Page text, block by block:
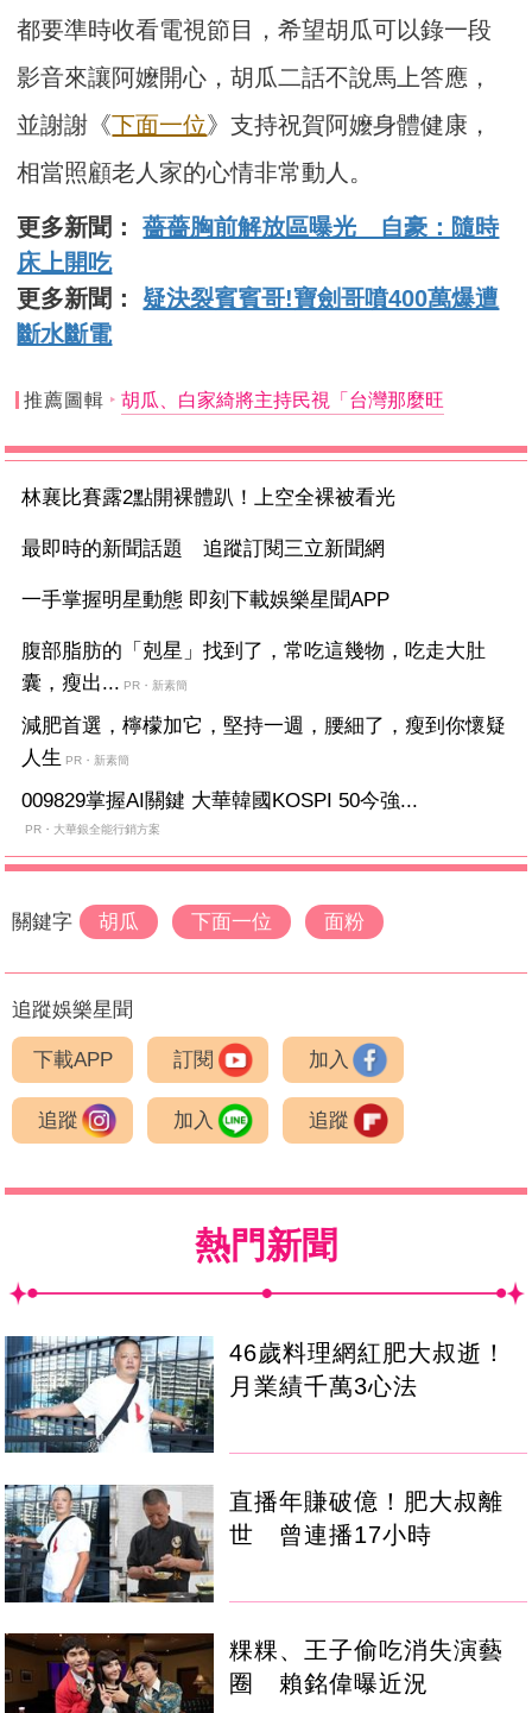
都要準時收看電視節目，希望胡瓜可以錄一段
影音來讓阿嬤開心，胡瓜二話不說馬上答應，
並謝謝《下面一位》支持祝賀阿嬤身體健康，
相當照顧老人家的心情非常動人。
更多新聞：薔薔胸前解放區曝光 自豪：隨時
床上開吃
更多新聞： 疑決裂賓賓哥!寶劍哥噴400萬爆遭
斷水斷電
推薦圖輯 胡瓜、白家綺將主持民視「台灣那麼旺
林襄比賽露2點開裸體趴！上空全裸被看光
最即時的新聞話題 追蹤訂閱三立新聞網
一手掌握明星動態 即刻下載娛樂星聞APP
腹部脂肪的「剋星」找到了，常吃這幾物，吃走大肚
囊，瘦出... PR・新素簡
減肥首選，檸檬加它，堅持一週，腰細了，瘦到你懷疑
人生 PR・新素簡
009829掌握AI關鍵 大華韓國KOSPI 50今強...
PR・大華銀全能行銷方案
關鍵字 胡瓜 下面一位 面粉
追蹤娛樂星聞
下載APP 訂閱 加入
追蹤 加入 追蹤
熱門新聞
46歲料理網紅肥大叔逝！
月業績千萬3心法
直播年賺破億！肥大叔離
世 曾連播17小時
粿粿、王子偷吃消失演藝
圈 賴銘偉曝近況